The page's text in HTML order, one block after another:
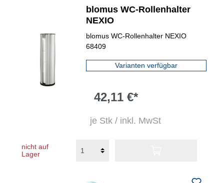
blomus WC-Rollenhalter
NEXIO
blomus WC-Rollenhalter NEXIO
68409
Varianten verfügbar
42,11 €*
je Stk / inkl. MwSt
nicht auf
Lager